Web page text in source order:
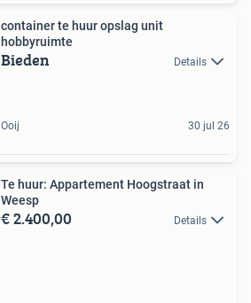
container te huur opslag unit
hobbyruimte
Bieden Details
Ooij 30 jul 26
Te huur: Appartement Hoogstraat in
Weesp
€ 2.400,00 Details